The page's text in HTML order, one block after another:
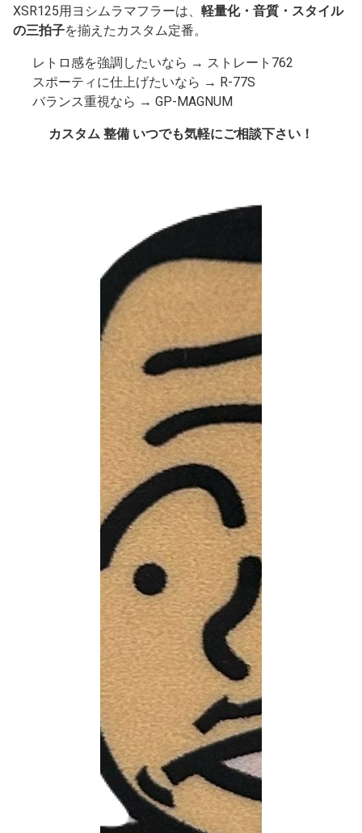
XSR125用ヨシムラマフラーは、 軽量化・音質・スタイル
の三拍子を揃えたカスタム定番。
レトロ感を強調したいなら → ストレート762
スポーティに仕上げたいなら → R-77S
バランス重視なら → GP-MAGNUM
カスタム 整備 いつでも気軽にご相談下さい！